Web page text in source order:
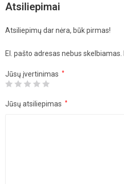
Atsiliepimai
Atsiliepimų dar nėra, būk pirmas!
El. pašto adresas nebus skelbiamas.
Jūsų įvertinimas *
Jūsų atsiliepimas *